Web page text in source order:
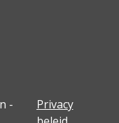
-
Privacy